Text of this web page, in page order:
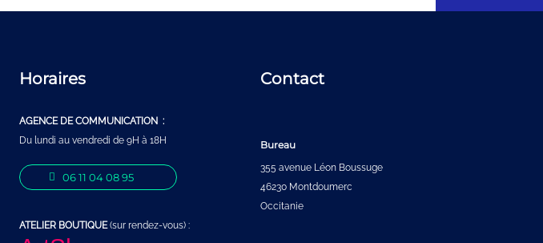
Horaires
AGENCE DE COMMUNICATION :
Du lundi au vendredi de 9H à 18H
06 11 04 08 95
ATELIER BOUTIQUE(sur rendez-vous) :
Contact
Bureau
355 avenue Léon Boussuge
46230 Montdoumerc
Occitanie